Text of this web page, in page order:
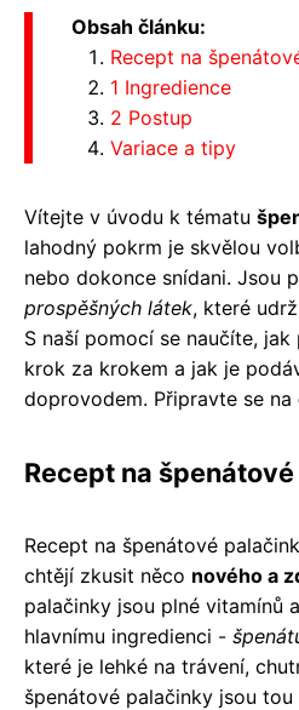
Obsah článku:
Recept na
1 Ingredience
2 Postup
Variace a tipy
Vítejte v úvodu k tématu
lahodný pokrm je skvělou
nebo dokonce snídani. Jsou
prospěšných látek, které
S naší pomocí se naučíte,
krok za krokem a jak je
doprovodem. Připravte se na
Recept na
Recept na špenátové
chtějí zkusit něco nového a
palačinky jsou plné vitamínů
hlavnímu ingredienci -
které je lehké na trávení,
špenátové palačinky jsou